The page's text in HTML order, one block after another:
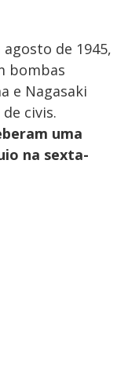
de 1945,
bombas
e Nagasaki
civis.
uma
na sexta-